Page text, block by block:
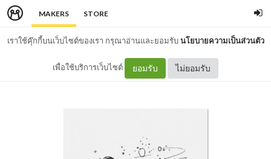
MAKERS STORE
เราใช้คุ๊กกี้บนเว็บไซต์ของเรา กรุณาอ่านและยอมรับนโยบายความเป็นส่วนตัว
เพื่อใช้บริการเว็บไซต์ ยอมรับ ไม่ยอมรับ